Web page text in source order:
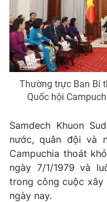
® Cấm sao chép dưới
thuận bằng văn bản. Ghi
thông tin từ website này.
Thường trực Ban Bí
Quốc hội
Samdech Khuon
nước, quân đội và
Campuchia thoát
ngày 7/1/1979 và
trong công cuộc
ngày nay.